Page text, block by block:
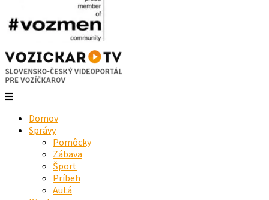
Domov
Správy
Pomôcky
Zábava
Šport
Príbeh
Autá